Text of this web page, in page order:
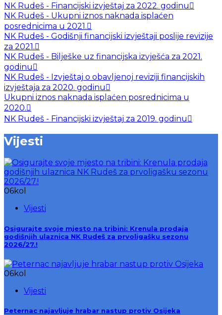
NK Rudeš - Financijski izvještaj za 2022. godinu
NK Rudeš - Ukupni iznos naknada isplaćen
posrednicima u 2021.
NK Rudeš - Godišnji financijski izvještaji poslije revizije
za 2021.
NK Rudeš - Bilješke uz financijska izvješća za 2021.
godinu
NK Rudeš - Izvještaj o obavljenoj reviziji financijskih
izvještaja za 2020. godinu
Ukupni iznos naknada isplaćen posrednicima u
2020.
NK Rudeš - Financijski izvještaj za 2019. godinu
Vijesti
06kol
Vijesti
Osigurajte svoje mjesto na tribini: Krenula prodaja
godišnjih ulaznica NK Rudeš za prvoligašku sezonu
2026/27.!
06kol
Vijesti
Peternac najavljuje hrabar nastup protiv Osijeka